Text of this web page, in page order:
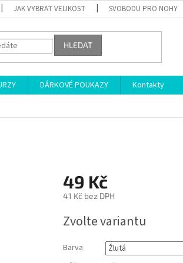
JAK VYBRAT VELIKOST SVOBODU PRO NOHY
HLEDAT
DÁRKOVÉ POUKAZY
Kontakty
49 Kč
41 Kč bez DPH
cena:
Zvolte variantu
Barva